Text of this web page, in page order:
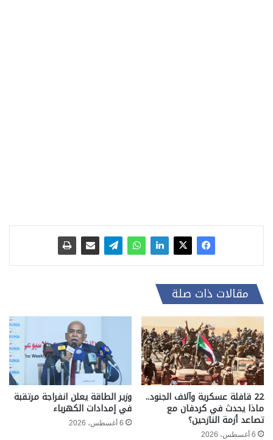
مقالات ذات صلة
22 قافلة عسكرية وآلاف الجنود..
ماذا يحدث في كردفان مع
تصاعد أزمة النازحين؟
6 أغسطس، 2026
وزير الطاقة يعلن انفراجة مرتقبة
في إمدادات الكهرباء
6 أغسطس، 2026